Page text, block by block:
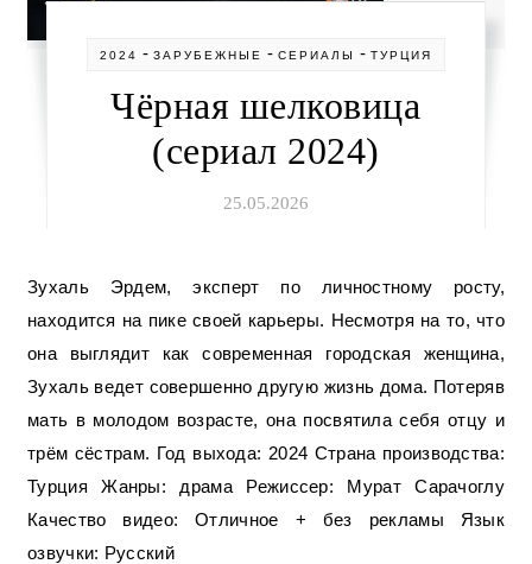
2024 - ЗАРУБЕЖНЫЕ - СЕРИАЛЫ - ТУРЦИЯ
Чёрная шелковица
(сериал 2024)
25.05.2026
Зухаль Эрдем, эксперт по личностному росту,
находится на пике своей карьеры. Несмотря на то, что
она выглядит как современная городская женщина,
Зухаль ведет совершенно другую жизнь дома. Потеряв
мать в молодом возрасте, она посвятила себя отцу и
трём сёстрам. Год выхода: 2024 Страна производства:
Турция Жанры: драма Режиссер: Мурат Сарачоглу
Качество видео: Отличное + без рекламы Язык
озвучки: Русский